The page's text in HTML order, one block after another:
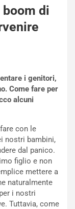
di
i genitori,
Come fare per
alcuni
con le
nostri bambini,
dal panico.
figlio e non
mettere a
naturalmente
i nostri
Tuttavia, come